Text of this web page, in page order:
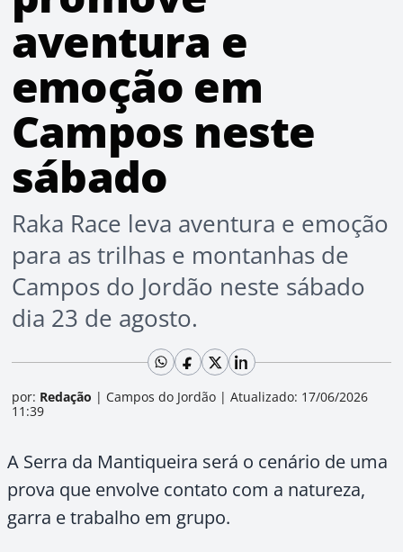
aventura e
emoção em
Campos neste
sábado
Raka Race leva aventura e emoção
para as trilhas e montanhas de
Campos do Jordão neste sábado
dia 23 de agosto.
por: Redação | Campos do Jordão | Atualizado: 17/06/2026
11:39
A Serra da Mantiqueira será o cenário de uma
prova que envolve contato com a natureza,
garra e trabalho em grupo.